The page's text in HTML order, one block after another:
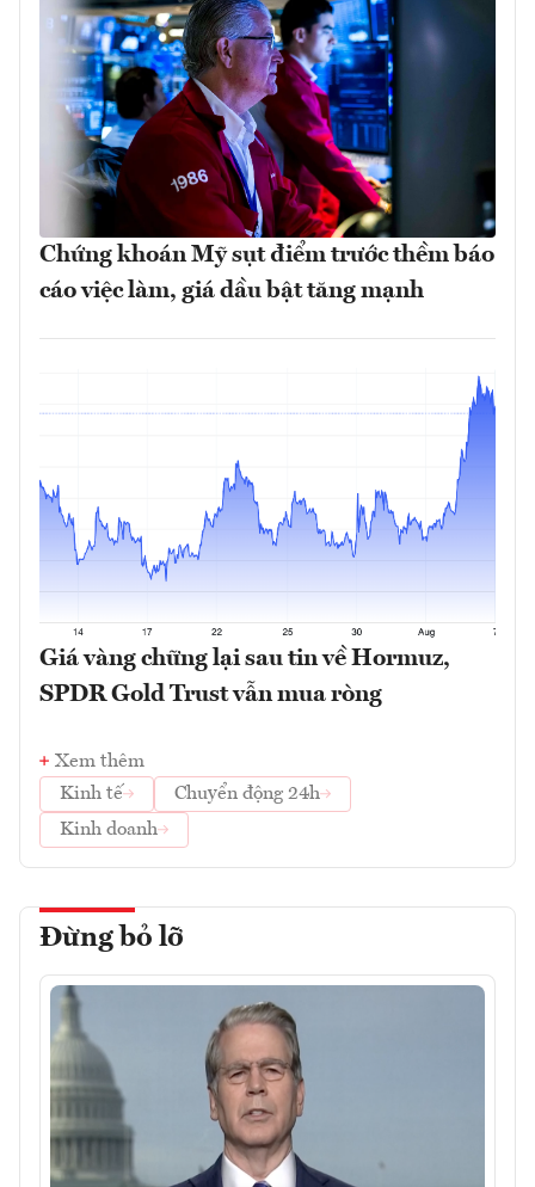
Chứng khoán Mỹ sụt điểm trước thềm báo
cáo việc làm, giá dầu bật tăng mạnh
Giá vàng chững lại sau tin về Hormuz,
SPDR Gold Trust vẫn mua ròng
Xem thêm
Kinh tế
Chuyển động 24h
Kinh doanh
Đừng bỏ lỡ